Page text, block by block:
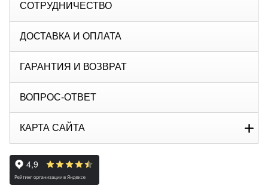
СОТРУДНИЧЕСТВО
ДОСТАВКА И ОПЛАТА
ГАРАНТИЯ И ВОЗВРАТ
ВОПРОС-ОТВЕТ
КАРТА САЙТА